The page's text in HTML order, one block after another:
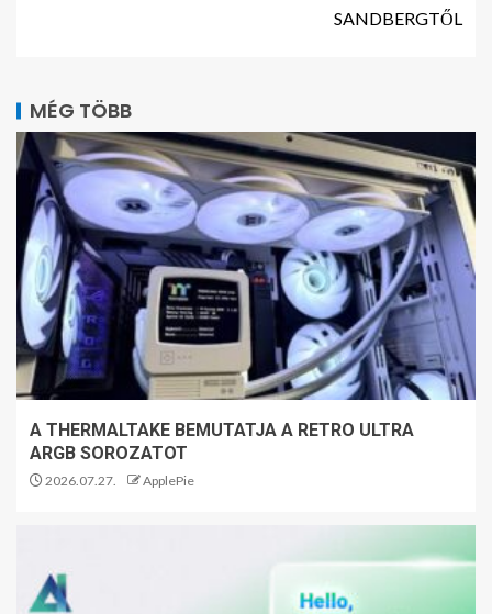
SANDBERGTŐL
MÉG TÖBB
A THERMALTAKE BEMUTATJA A RETRO ULTRA
ARGB SOROZATOT
2026.07.27. ApplePie